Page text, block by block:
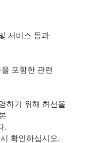
서비스 등과
포함한 관련
하기 위해 최선을
.
확인하십시오.